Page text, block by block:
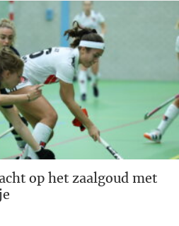
op het zaalgoud met